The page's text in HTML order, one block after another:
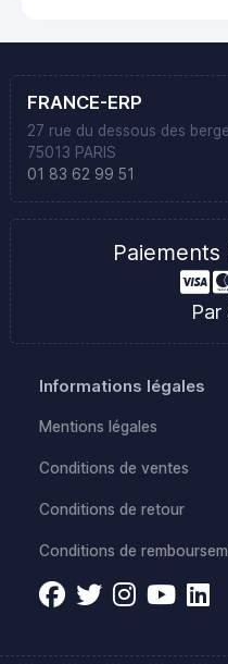
FRANCE-ERP
27 rue du dessous des
75013 PARIS
01 83 62 99 51
Paiements
Par
Informations légales
Mentions légales
Conditions de ventes
Conditions de retour
Conditions de